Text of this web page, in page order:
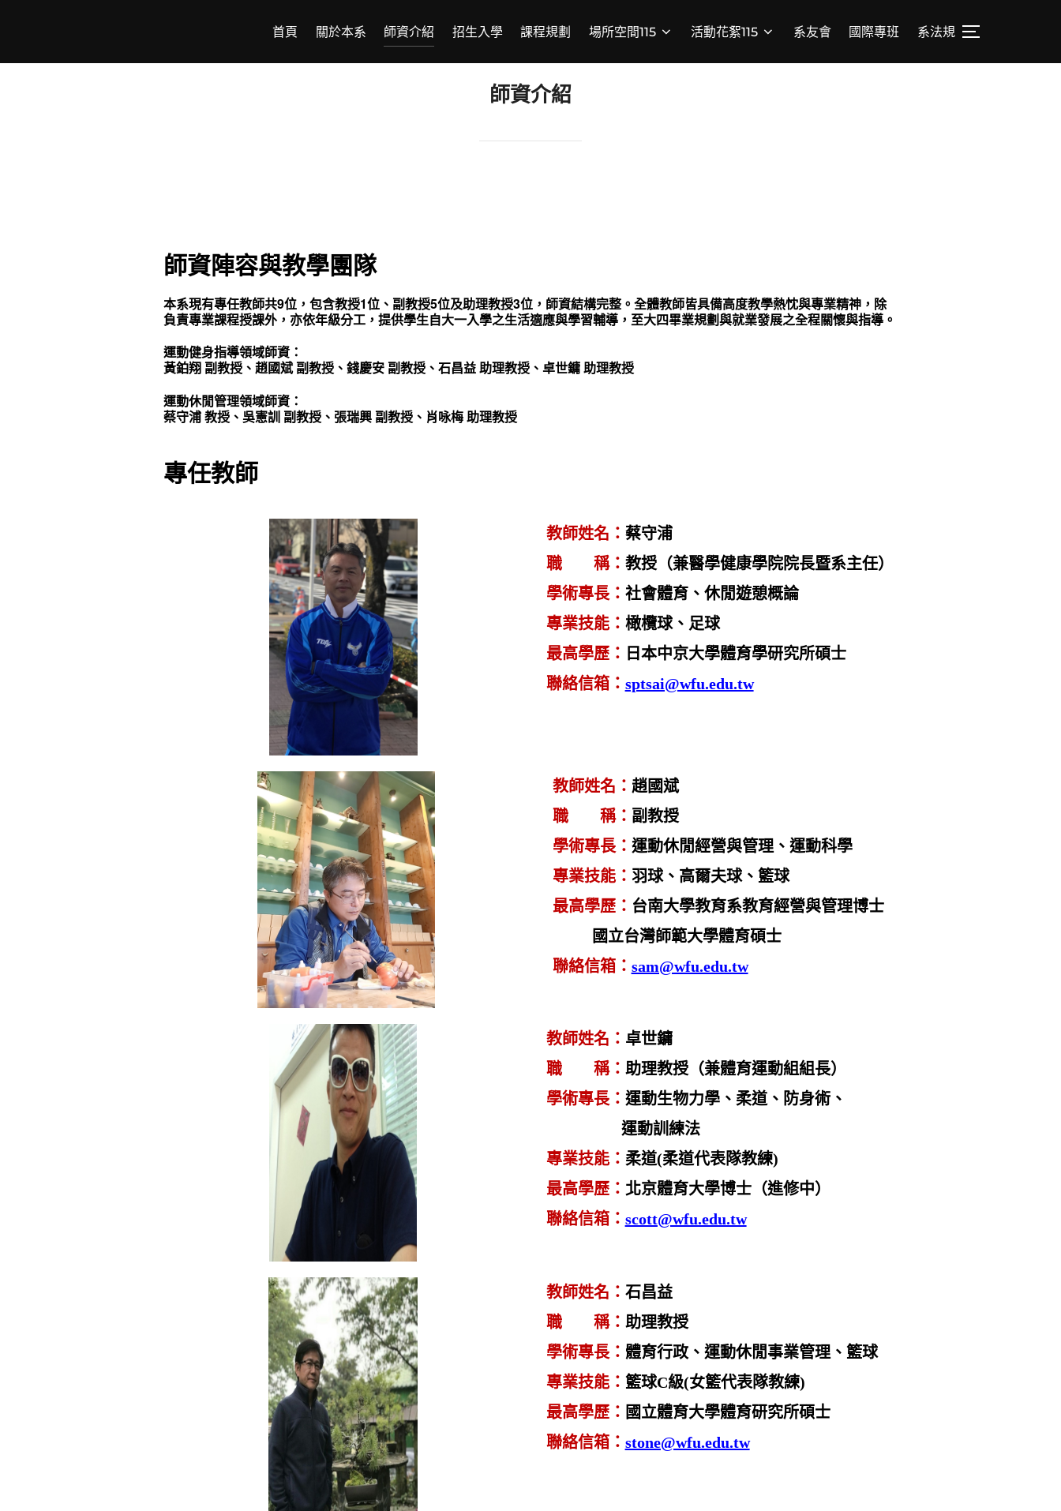
首頁 關於本系 師資介紹 招生入學 課程規劃 場所空間115 活動花絮115 系友會 國際專班 系法規
師資介紹
師資陣容與教學團隊
本系現有專任教師共9位，包含教授1位、副教授5位及助理教授3位，師資結構完整。全體教師皆具備高度教學熱忱與專業精神，除
負責專業課程授課外，亦依年級分工，提供學生自大一入學之生活適應與學習輔導，至大四畢業規劃與就業發展之全程關懷與指導。
運動健身指導領域師資：
黃鉑翔 副教授、趙國斌 副教授、錢慶安 副教授、石昌益 助理教授、卓世鏞 助理教授
運動休閒管理領域師資：
蔡守浦 教授、吳憲訓 副教授、張瑞興 副教授、肖咏梅 助理教授
專任教師
教師姓名 ： 蔡守浦
職 稱： 教授（兼醫學健康學院院長暨系主任）
學術專長： 社會體育、休閒遊憩概論
專業技能： 橄欖球、足球
最高學歷： 日本中京大學體育學研究所碩士
聯絡信箱： sptsai@wfu.edu.tw
教師姓名 ： 趙國斌
職 稱： 副教授
學術專長： 運動休閒經營與管理、運動科學
專業技能： 羽球、 高爾夫球、籃球
最高學歷： 台南大學教育系教育經營與管理博士
國立台灣師範大學體育碩士
聯絡信箱： sam@wfu.edu.tw
教師姓名 ： 卓世鏞
職 稱： 助理教授（兼體育運動組組長）
學術專長： 運動生物力學、柔道、防身術、
運動訓練法
專業技能： 柔道(柔道代表隊教練)
最高學歷： 北京體育大學博士（進修中）
聯絡信箱： scott@wfu.edu.tw
教師姓名 ： 石昌益
職 稱： 助理教授
學術專長： 體育行政、運動休閒事業管理、籃球
專業技能： 籃球C級(女籃代表隊教練)
最高學歷： 國立體育大學體育研究所碩士
聯絡信箱： stone@wfu.edu.tw